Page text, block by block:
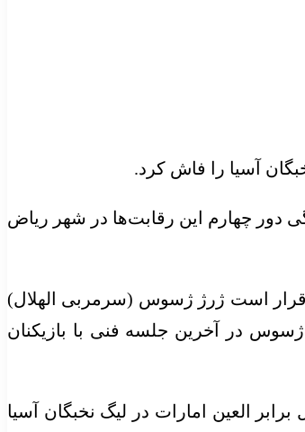
آسیا را فاش کرد.
۲۱:۳۰ دقیقه امشب (دوشنبه) در بازی خانگی دور چهارم این رقابت‌ها در شهر ریاض
قرار است ژرژ ژسوس (سرمربی الهلال)
در آخرین جلسه فنی با بازیکنان
العین امارات در لیگ نخبگان آسیا